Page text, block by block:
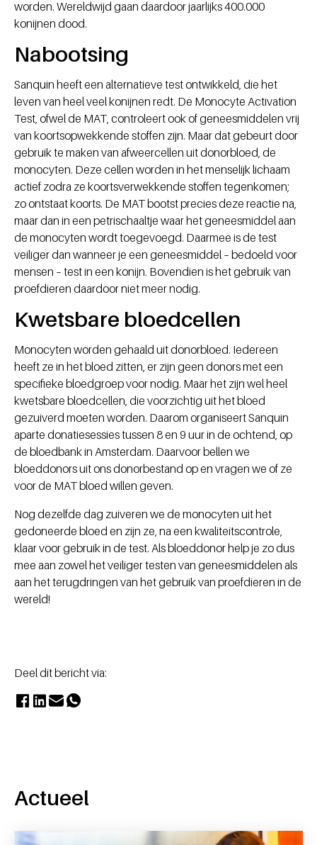
worden. Wereldwijd gaan daardoor jaarlijks 400.000
konijnen dood.
Nabootsing
Sanquin heeft een alternatieve test ontwikkeld, die het
leven van heel veel konijnen redt. De Monocyte Activation
Test, ofwel de MAT, controleert ook of geneesmiddelen vrij
van koortsopwekkende stoffen zijn. Maar dat gebeurt door
gebruik te maken van afweercellen uit donorbloed, de
monocyten. Deze cellen worden in het menselijk lichaam
actief zodra ze koortsverwekkende stoffen tegenkomen;
zo ontstaat koorts. De MAT bootst precies deze reactie na,
maar dan in een petrischaaltje waar het geneesmiddel aan
de monocyten wordt toegevoegd. Daarmee is de test
veiliger dan wanneer je een geneesmiddel – bedoeld voor
mensen – test in een konijn. Bovendien is het gebruik van
proefdieren daardoor niet meer nodig.
Kwetsbare bloedcellen
Monocyten worden gehaald uit donorbloed. Iedereen
heeft ze in het bloed zitten, er zijn geen donors met een
specifieke bloedgroep voor nodig. Maar het zijn wel heel
kwetsbare bloedcellen, die voorzichtig uit het bloed
gezuiverd moeten worden. Daarom organiseert Sanquin
aparte donatiesessies tussen 8 en 9 uur in de ochtend, op
de bloedbank in Amsterdam. Daarvoor bellen we
bloeddonors uit ons donorbestand op en vragen we of ze
voor de MAT bloed willen geven.
Nog dezelfde dag zuiveren we de monocyten uit het
gedoneerde bloed en zijn ze, na een kwaliteitscontrole,
klaar voor gebruik in de test. Als bloeddonor help je zo dus
mee aan zowel het veiliger testen van geneesmiddelen als
aan het terugdringen van het gebruik van proefdieren in de
wereld!
Deel dit bericht via:
Actueel